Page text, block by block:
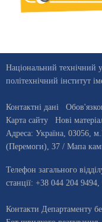
Національний технічний
політехнічний інститут
Контактні дані
Карта сайту
Нові
Адреса: Україна 03056 , м.
(Перемоги), 37 / Мапа
Телефон загального
станцiї: +38 044 204 9494
Контакти Департаменту